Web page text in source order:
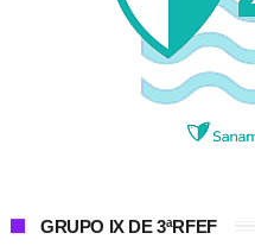
GRUPO IX DE 3ªRFEF